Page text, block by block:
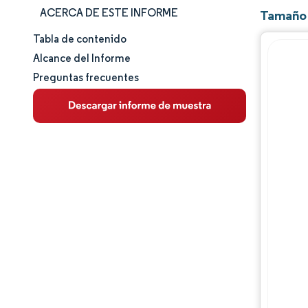
ACERCA DE ESTE INFORME
Tamaño y cuota de mercado
Análisis de mercado
Tendencias e ideas
Tabla de contenido
Alcance del Informe
Preguntas frecuentes